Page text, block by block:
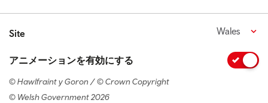
Site Wales
アニメーションを有効にする
© Hawlfraint y Goron / © Crown Copyright
© Welsh Government 2026